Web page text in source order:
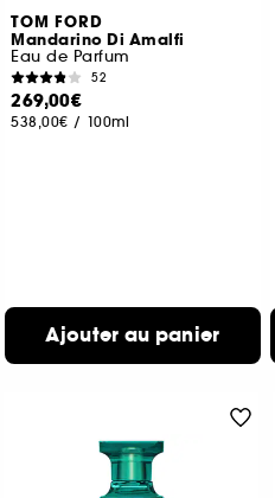
TOM FORD
Mandarino Di Amalfi
Eau de Parfum
52
269,00€
538,00€ / 100ml
Ajouter au panier